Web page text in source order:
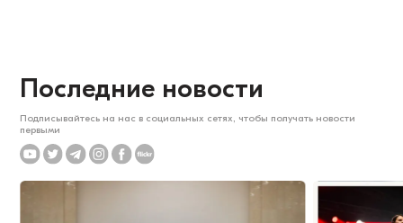
Последние новости
Подписывайтесь на нас в социальных сетях, чтобы получать новости
первыми